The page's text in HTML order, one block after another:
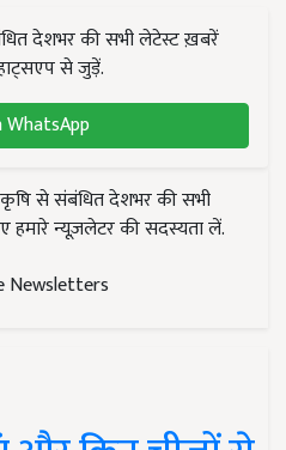
देशभर की सभी लेटेस्ट ख़बरें
से जुड़ें.
WhatsApp
से संबंधित देशभर की सभी
न्यूज़लेटर की सदस्यता लें.
Newsletters